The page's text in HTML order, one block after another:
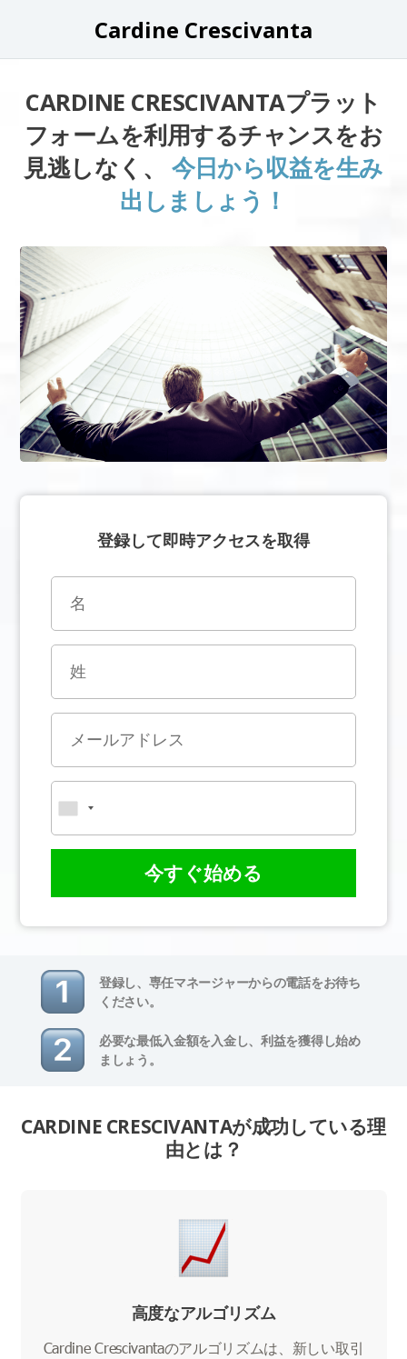
Cardine Crescivanta
CARDINE CRESCIVANTAプラット
フォームを利用するチャンスをお
見逃しなく、 今日から収益を生み
出しましょう！
登録して即時アクセスを取得
今すぐ始める
登録し、専任マネージャーからの電話をお待ち
ください。
必要な最低入金額を入金し、利益を獲得し始め
ましょう。
CARDINE CRESCIVANTAが成功している理
由とは？
高度なアルゴリズム
Cardine Crescivantaのアルゴリズムは、新しい取引